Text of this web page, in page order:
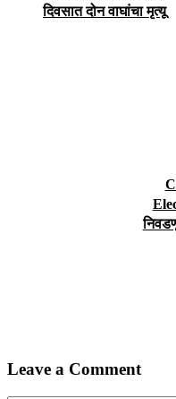
दिवसात दोन वाघांचा मृत्यू
Leave a Comment